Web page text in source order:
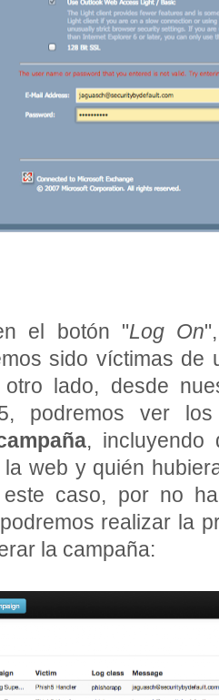
el botón "Log On
sido víctimas de
lado, desde
podremos ver
, incluyendo
web y quién
caso, por no
realizar la
la campaña: